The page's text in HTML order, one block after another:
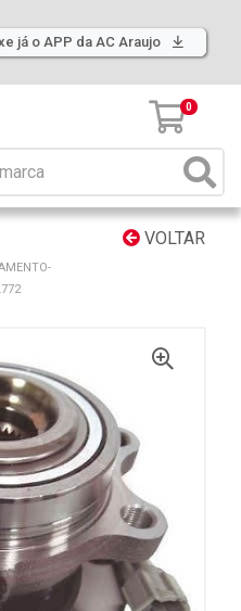
já o APP da AC Araujo
0
VOLTAR